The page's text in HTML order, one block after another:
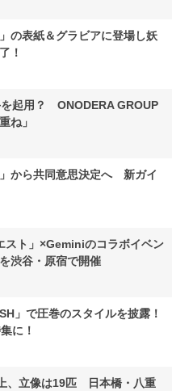
の表紙＆グラビアに登場し妖
！
起用？ ONODERA GROUP
ね」
から共同意思決定へ 新ガイ
ト」×Geminiのコラボイベン
渋谷・原宿で開催
」で圧巻のスタイルを披露！
に！
、立像は19匹 日本橋・八重